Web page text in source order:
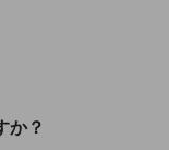
か？